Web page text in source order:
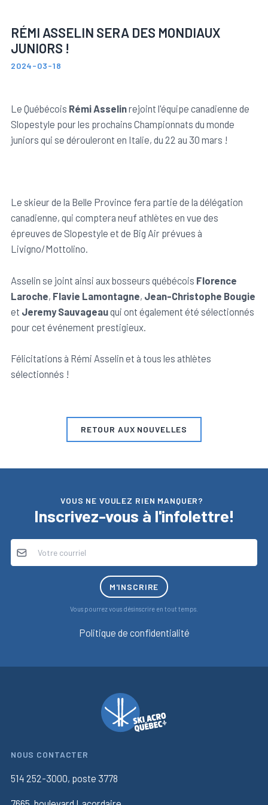
Inscrire un club de ski
Programmes sport-études
Équipe de sauts du Québec
Événements et Résultats
Ressources générales
Travailler avec nous
Faire un don
Signaler un abus sportif
RÉMI ASSELIN SERA DES MONDIAUX
JUNIORS !
2024-03-18
Le Québécois Rémi Asselinrejoint l'équipe canadienne de
Slopestyle pour les prochains Championnats du monde
juniors qui se dérouleront en Italie, du 22 au 30 mars !
Le skieur de la Belle Province fera partie de la délégation
canadienne, qui comptera neuf athlètes en vue des
épreuves de Slopestyle et de Big Air prévues à
Livigno/Mottolino.
Asselin se joint ainsi aux bosseurs québécois Florence
Laroche, Flavie Lamontagne, Jean-Christophe Bougie
et Jeremy Sauvageauqui ont également été sélectionnés
pour cet événement prestigieux.
Félicitations à Rémi Asselin et à tous les athlètes
sélectionnés !
RETOUR AUX NOUVELLES
VOUS NE VOULEZ RIEN MANQUER?
Inscrivez-vous à l'infolettre!
M'INSCRIRE
Vous pourrez vous désinscrire en tout temps.
Politique de confidentialité
NOUS CONTACTER
514 252-3000, poste 3778